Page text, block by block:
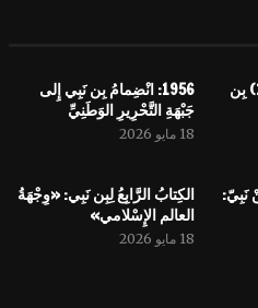
«أَنْقِذُوا الجَزَائِر»: (1957) بِن
1956: انْضِمامُ بِن نَبِي إِلى
جَبْهَةِ التَّحْرِيرِ الوَطَنِيِّ
18 مايو 2026
نَبِيّ:
الكِتابُ الرَّابِعُ لِبِن نَبِي: «وِجْهَةُ
العالم الإِسْلامي»
18 مايو 2026